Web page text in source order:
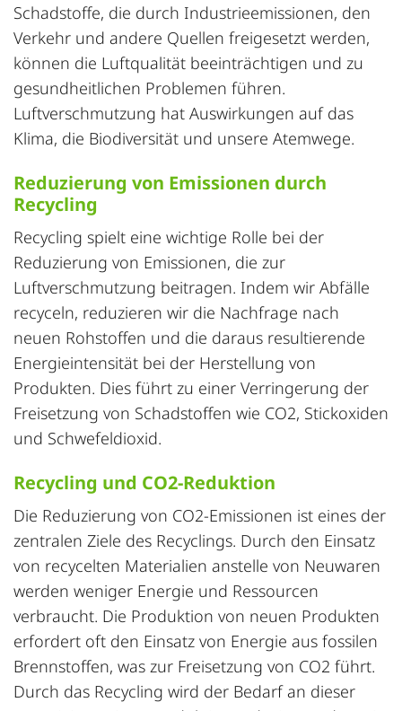
Schadstoffe, die durch Industrieemissionen, den
Verkehr und andere Quellen freigesetzt werden,
können die Luftqualität beeinträchtigen und zu
gesundheitlichen Problemen führen.
Luftverschmutzung hat Auswirkungen auf das
Klima, die Biodiversität und unsere Atemwege.
Reduzierung von Emissionen durch
Recycling
Recycling spielt eine wichtige Rolle bei der
Reduzierung von Emissionen, die zur
Luftverschmutzung beitragen. Indem wir Abfälle
recyceln, reduzieren wir die Nachfrage nach
neuen Rohstoffen und die daraus resultierende
Energieintensität bei der Herstellung von
Produkten. Dies führt zu einer Verringerung der
Freisetzung von Schadstoffen wie CO2, Stickoxiden
und Schwefeldioxid.
Recycling und CO2-Reduktion
Die Reduzierung von CO2-Emissionen ist eines der
zentralen Ziele des Recyclings. Durch den Einsatz
von recycelten Materialien anstelle von Neuwaren
werden weniger Energie und Ressourcen
verbraucht. Die Produktion von neuen Produkten
erfordert oft den Einsatz von Energie aus fossilen
Brennstoffen, was zur Freisetzung von CO2 führt.
Durch das Recycling wird der Bedarf an dieser